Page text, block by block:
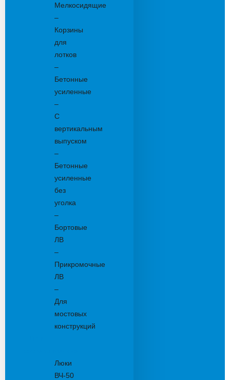
Мелкосидящие
–
Корзины
для
лотков
–
Бетонные
усиленные
–
С
вертикальным
выпуском
–
Бетонные
усиленные
без
уголка
–
Бортовые
ЛВ
–
Прикромочные
ЛВ
–
Для
мостовых
конструкций
Люки
ВЧ-50